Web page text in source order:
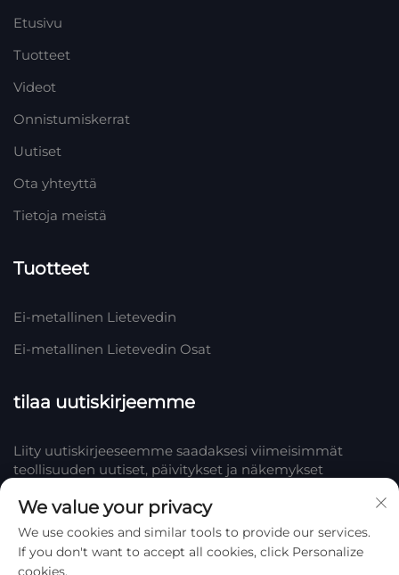
Etusivu
Tuotteet
Videot
Onnistumiskerrat
Uutiset
Ota yhteyttä
Tietoja meistä
Tuotteet
Ei-metallinen Lietevedin
Ei-metallinen Lietevedin Osat
tilaa uutiskirjeemme
Liity uutiskirjeeseemme saadaksesi viimeisimmät
teollisuuden uutiset, päivitykset ja näkemykset
Tilaa
We value your privacy
We use cookies and similar tools to provide our services.
If you don't want to accept all cookies, click Personalize
cookies.